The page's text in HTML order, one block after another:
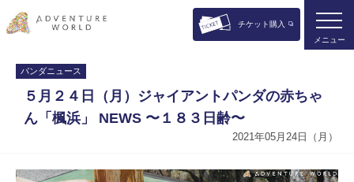
チケット購入
メニュー
パンダニュース
５月２４日（月）ジャイアントパンダの赤ちゃ
ん「楓浜」 NEWS 〜１８３日齢〜
2021年05月24日（月）